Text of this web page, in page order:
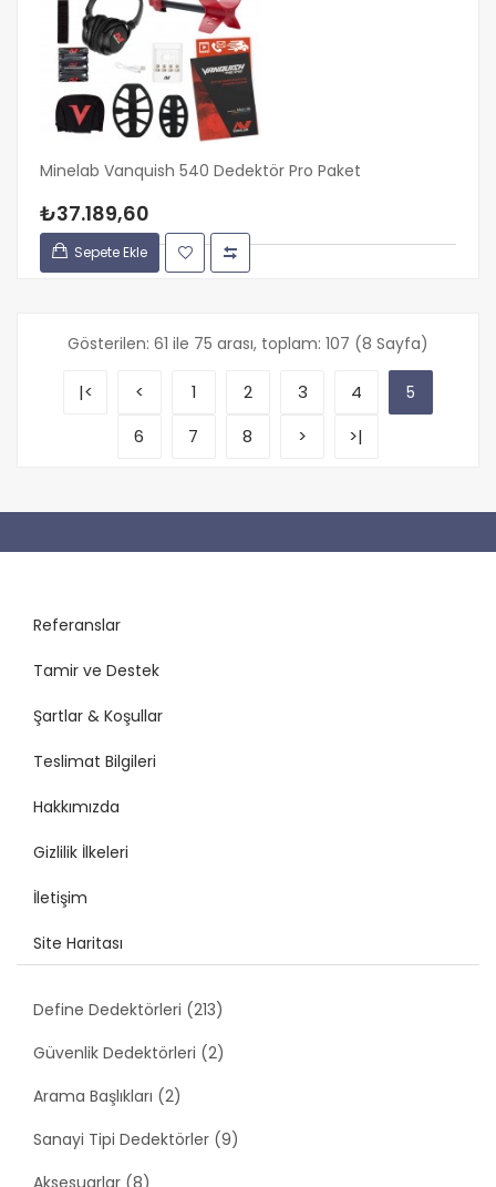
Minelab Vanquish 540 Dedektör Pro Paket
₺37.189,60
Sepete Ekle
Gösterilen: 61 ile 75 arası, toplam: 107 (8 Sayfa)
|< < 1 2 3 4 5
6 7 8 > >|
Referanslar
Tamir ve Destek
Şartlar & Koşullar
Teslimat Bilgileri
Hakkımızda
Gizlilik İlkeleri
İletişim
Site Haritası
Define Dedektörleri (213)
Güvenlik Dedektörleri (2)
Arama Başlıkları (2)
Sanayi Tipi Dedektörler (9)